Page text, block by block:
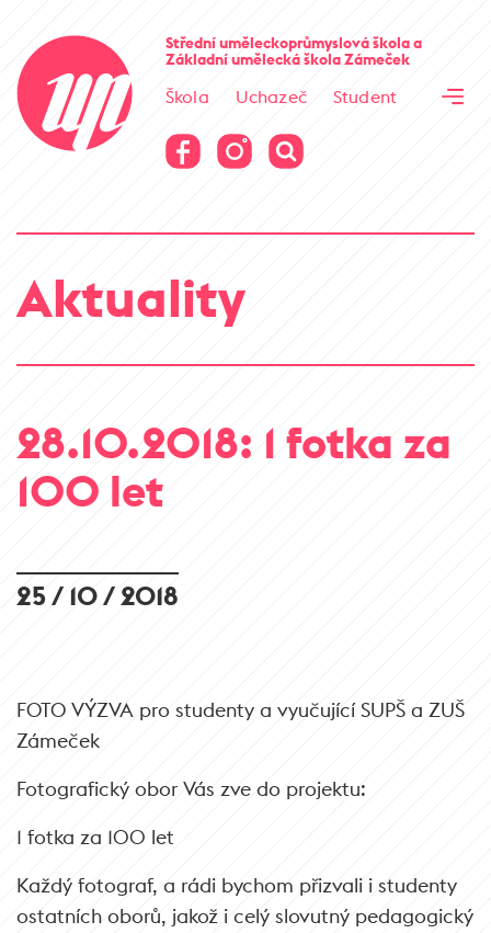
Střední uměleckoprůmyslová školaa
Základní umělecká školaZámeček
Škola Uchazeč
Student
Virtuální prohlídka
Virtuální prohlídka
Aktuality
28.10.2018: 1 fotka za
100 let
25 / 10 / 2018
FOTO VÝZVA pro studenty a vyučující SUPŠ a ZUŠ
Zámeček
Fotografický obor Vás zve do projektu:
1 fotka za 100 let
Každý fotograf, a rádi bychom přizvali i studenty
ostatních oborů, jakož i celý slovutný pedagogický